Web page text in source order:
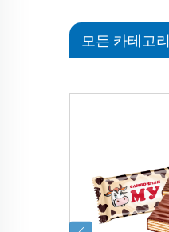
모든 카테고리